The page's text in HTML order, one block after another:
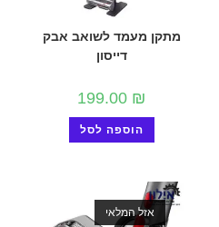
מתקן מעמד לשואב אבק
דייסון
199.00 ₪
הוספה לסל
אזל המלאי